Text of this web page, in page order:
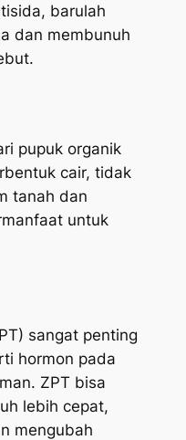
barulah
dan membunuh
pupuk organik
cair, tidak
tanah dan
untuk
sangat penting
hormon pada
ZPT bisa
lebih cepat,
mengubah